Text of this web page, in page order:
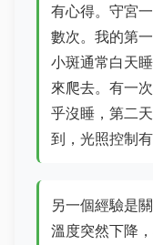
有心得。守宮
數次。我的第
小斑通常白天
來爬去。有一
乎沒睡，第二
到，光照控制有
另一個經驗是
溫度突然下降